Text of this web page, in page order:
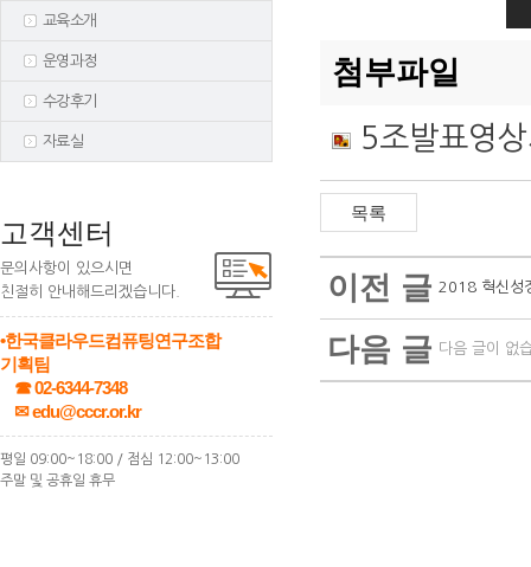
교육소개
운영과정
수강후기
자료실
고객센터
문의사항이 있으시면
친절히 안내해드리겠습니다.
•한국클라우드컴퓨팅연구조합
기획팀
☎ 02-6344-7348
✉ edu@cccr.or.kr
평일 09:00~18:00 / 점심 12:00~13:00
주말 및 공휴일 휴무
첨부파일
5조발표영
이전 글 2018 혁신성
다음 글 다음 글이 없